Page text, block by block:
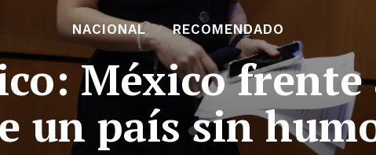
NACIONAL RECOMENDADO
México frente
un país sin